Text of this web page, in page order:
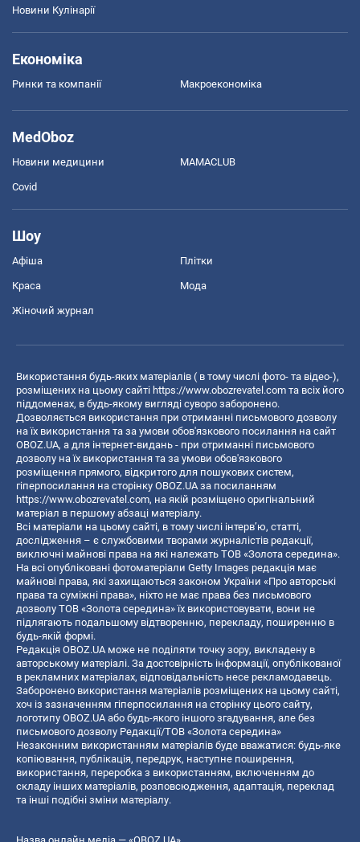
Новини Кулінарії
Економіка
Ринки та компанії Макроекономіка
MedOboz
Новини медицини MAMACLUB
Covid
Шоу
Афіша Плітки
Краса Мода
Жіночий журнал
Використання будь-яких матеріалів ( в тому числі фото- та відео-),
розміщених на цьому сайті https://www.obozrevatel.com та всіх його
піддоменах, в будь-якому вигляді суворо заборонено.
Дозволяється використання при отриманні письмового дозволу
на їх використання та за умови обов'язкового посилання на сайт
OBOZ.UA, а для інтернет-видань - при отриманні письмового
дозволу на їх використання та за умови обов'язкового
розміщення прямого, відкритого для пошукових систем,
гіперпосилання на сторінку OBOZ.UA за посиланням
https://www.obozrevatel.com, на якій розміщено оригінальний
матеріал в першому абзаці матеріалу.
Всі матеріали на цьому сайті, в тому числі інтерв’ю, статті,
дослідження – є службовими творами журналістів редакції,
виключні майнові права на які належать ТОВ «Золота середина».
На всі опубліковані фотоматеріали Getty Images редакція має
майнові права, які захищаються законом України «Про авторські
права та суміжні права», ніхто не має права без письмового
дозволу ТОВ «Золота середина» їх використовувати, вони не
підлягають подальшому відтворенню, перекладу, поширенню в
будь-якій формі.
Редакція OBOZ.UA може не поділяти точку зору, викладену в
авторському матеріалі. За достовірність інформації, опублікованої
в рекламних матеріалах, відповідальність несе рекламодавець.
Заборонено використання матеріалів розміщених на цьому сайті,
хоч із зазначенням гіперпосилання на сторінку цього сайту,
логотипу OBOZ.UA або будь-якого іншого згадування, але без
письмового дозволу Редакції/ТОВ «Золота середина»
Незаконним використанням матеріалів буде вважатися: будь-яке
копiювання, публiкацiя, передрук, наступне поширення,
використання, переробка з використанням, включенням до
складу інших матеріалів, розповсюдження, адаптація, переклад
та інші подібні зміни матеріалу.